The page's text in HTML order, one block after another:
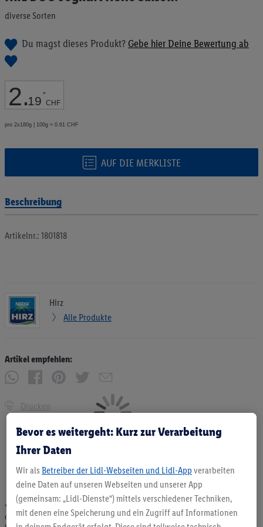
diverse Sorten
Du magst dieses Produkt? Gebe hier Deine Bewertung ab
2.19 *
CHF
pro 2x180g | 100g = 0.61 CHF
AUF DIE MERKLISTE
springen
Beschreibung
Artikelnr.: 1801818
Hirz
Alle Produkte
Artikel empfehlen:
Drucken
* Angebote solange Vorrat. Abgabe nur in haushaltsüblichen Mengen. Verkauf
ohne Dekoration. Die hier beworbenen Produkte, vor allem NonFood-Produkte,
Bevor es weitergeht: Kurz zur Verarbeitung
Ihrer Daten
Wir als Betreiber der Lidl-Webseiten und Lidl-App verarbeiten
deine Daten auf unseren Webseiten und unserer App
(gemeinsam: „Lidl-Dienste“) mittels verschiedener Techniken,
mit denen eine Speicherung und ein Zugriff auf Informationen